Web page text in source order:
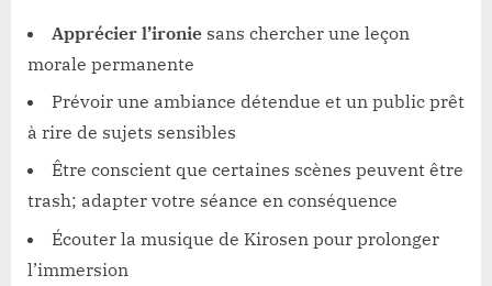
Apprécier l’ironie sans chercher une leçon
morale permanente
Prévoir une ambiance détendue et un public prêt
à rire de sujets sensibles
Être conscient que certaines scènes peuvent être
trash; adapter votre séance en conséquence
Écouter la musique de Kirosen pour prolonger
l’immersion